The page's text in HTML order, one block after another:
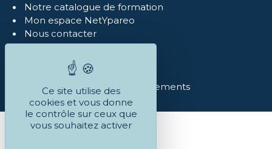
Notre catalogue de formation
Mon espace NetYpareo
Nous contacter
Mentions légales
Politique de confidentialité
Réclamations
Conditions Générales et règlements
Ce site utilise des
cookies et vous donne
le contrôle sur ceux que
vous souhaitez activer